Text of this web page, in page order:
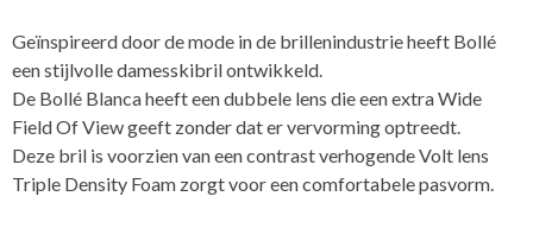
Geïnspireerd door de mode in de brillenindustrie heeft Bollé
een stijlvolle damesskibril ontwikkeld.
De Bollé Blanca heeft een dubbele lens die een extra Wide
Field Of View geeft zonder dat er vervorming optreedt.
Deze bril is voorzien van een contrast verhogende Volt lens
Triple Density Foam zorgt voor een comfortabele pasvorm.